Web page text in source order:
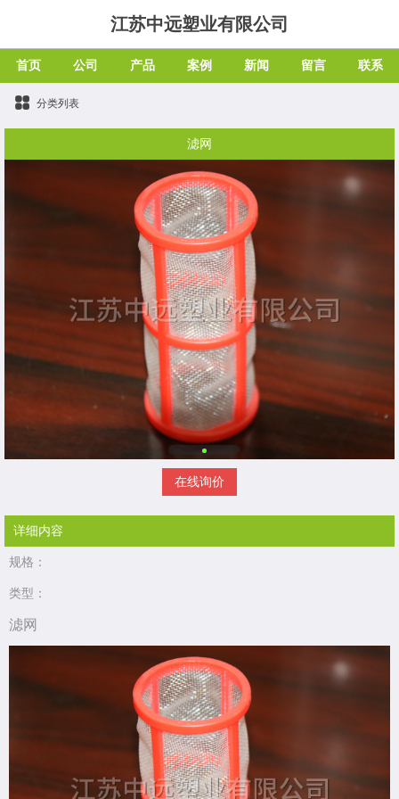
江苏中远塑业有限公司
首页 公司 产品 案例 新闻 留言 联系
分类列表
滤网
在线询价
详细内容
规格：
类型：
滤网